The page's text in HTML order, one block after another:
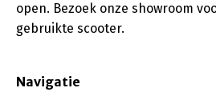
open. Bezoek onze showroom
gebruikte scooter.
Navigatie